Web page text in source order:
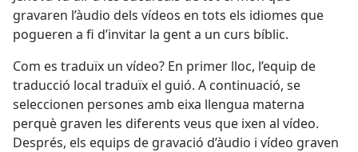
gravaren l’àudio dels vídeos en tots els idiomes que
pogueren a fi d’invitar la gent a un curs bíblic.
Com es traduïx un vídeo? En primer lloc, l’equip de
traducció local traduïx el guió. A continuació, se
seleccionen persones amb eixa llengua materna
perquè graven les diferents veus que ixen al vídeo.
Després, els equips de gravació d’àudio i vídeo graven